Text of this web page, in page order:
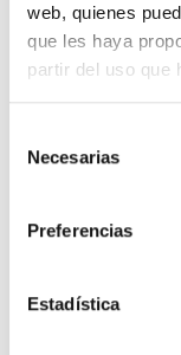
web, quienes
que les haya
partir del uso que
Necesarias
Preferencias
Estadística
Toma 2x2P + TT lateral
16 productos en